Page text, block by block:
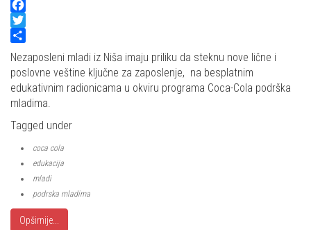
Facebook
Twitter
Share
Nezaposleni mladi iz Niša imaju priliku da steknu nove lične i
poslovne veštine ključne za zaposlenje, na besplatnim
edukativnim radionicama u okviru programa Coca-Cola podrška
mladima.
Tagged under
coca cola
edukacija
mladi
podrska mladima
Opširnije...